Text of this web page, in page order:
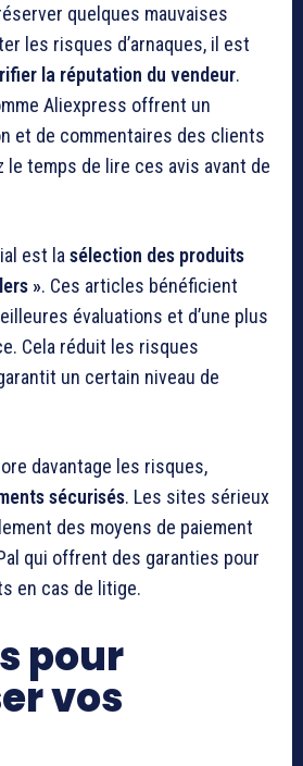
quelques mauvaises
les risques d’arnaques, il est
la réputation du vendeur.
Aliexpress offrent un
et de commentaires des clients
le temps de lire ces avis avant de
est la sélection des produits
». Ces articles bénéficient
évaluations et d’une plus
Cela réduit les risques
un certain niveau de
davantage les risques,
sécurisés. Les sites sérieux
des moyens de paiement
qui offrent des garanties pour
en cas de litige.
pour
vos